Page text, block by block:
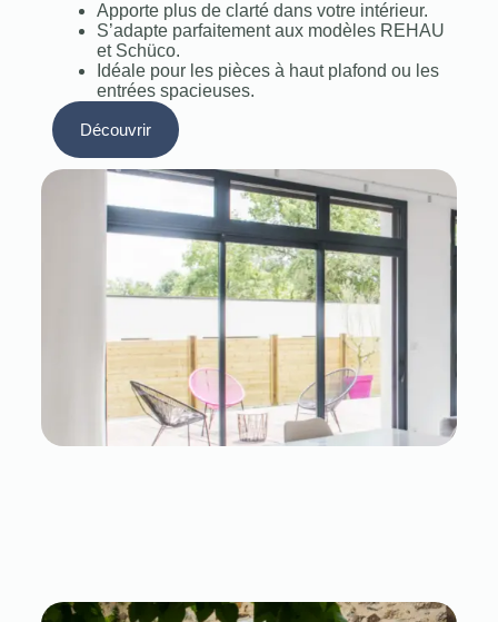
Apporte plus de clarté dans votre intérieur.
S’adapte parfaitement aux modèles REHAU
et Schüco.
Idéale pour les pièces à haut plafond ou les
entrées spacieuses.
Découvrir